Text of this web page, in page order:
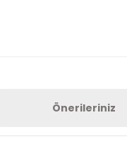
Önerileriniz